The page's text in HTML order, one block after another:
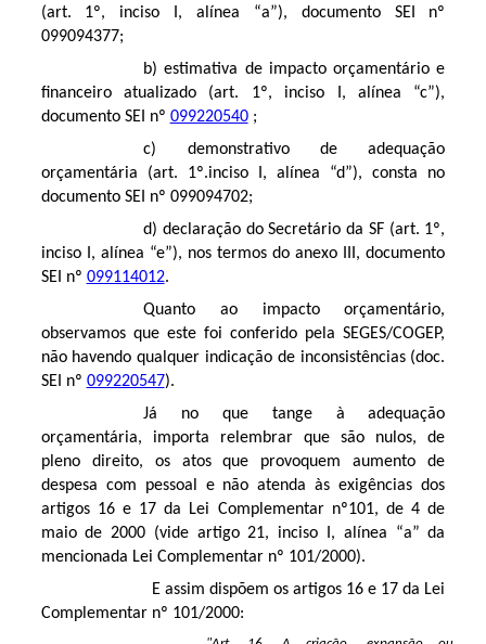
(art. 1º, inciso I, alínea “a”), documento SEI nº
099094377;
b) estimativa de impacto orçamentário e
financeiro atualizado (art. 1º, inciso I, alínea “c”),
documento SEI nº 099220540;
c) demonstrativo de adequação
orçamentária (art. 1º.inciso I, alínea “d”), consta no
documento SEI nº 099094702;
d) declaração do Secretário da SF (art. 1º,
inciso I, alínea “e”), nos termos do anexo III, documento
SEI nº 099114012.
Quanto ao impacto orçamentário,
observamos que este foi conferido pela SEGES/COGEP,
não havendo qualquer indicação de inconsistências (doc.
SEI nº 099220547).
Já no que tange à adequação
orçamentária, importa relembrar que são nulos, de
pleno direito, os atos que provoquem aumento de
despesa com pessoal e não atenda às exigências dos
artigos 16 e 17 da Lei Complementar nº101, de 4 de
maio de 2000 (vide artigo 21, inciso I, alínea “a” da
mencionada Lei Complementar nº 101/2000).
E assim dispõem os artigos 16 e 17 da Lei
Complementar nº 101/2000: